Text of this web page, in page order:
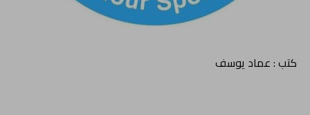
كتب : عماد يوسف